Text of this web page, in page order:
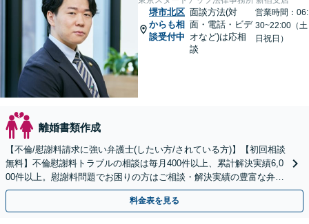
堺市北区
からも相
談受付中
面談方法(対
面・電話・ビデ
オなど)は応相
談
営業時間：06:
30~22:00（土
日祝日）
離婚書類作成
【不倫/慰謝料請求に強い弁護士(したい方/されている方)】【初回相談
無料】不倫慰謝料トラブルの相談は毎月400件以上、累計解決実績6,0
00件以上。慰謝料問題でお困りの方はご相談・解決実績の豊富な弁護
士による無料相談をご利用ください。
料金表を見る